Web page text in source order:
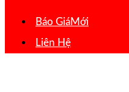
Báo Giá
Liên Hệ